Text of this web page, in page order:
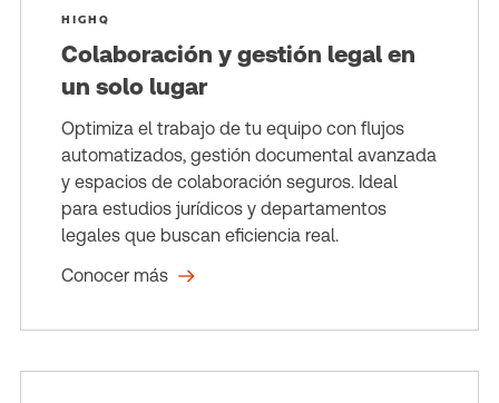
HIGHQ
Colaboración y gestión legal en
un solo lugar
Optimiza el trabajo de tu equipo con flujos
automatizados, gestión documental avanzada
y espacios de colaboración seguros. Ideal
para estudios jurídicos y departamentos
legales que buscan eficiencia real.
Conocer más